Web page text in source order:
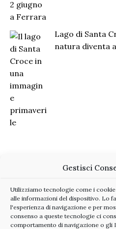
Gestisci
Utilizziamo tecnologie come i
alle informazioni del dispositivo. Lo
l'esperienza di navigazione e per
consenso a queste tecnologie ci
comportamento di navigazione o gli
Lago di Santa
natura diventa